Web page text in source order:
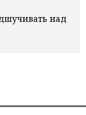
над